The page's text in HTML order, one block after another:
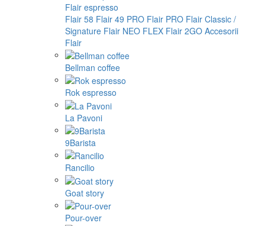
Flair espresso
Flair 58 Flair 49 PRO Flair PRO Flair Classic /
Signature Flair NEO FLEX Flair 2GO Accesorii
Flair
Bellman coffee
Rok espresso
La Pavoni
9Barista
Rancilio
Goat story
Pour-over